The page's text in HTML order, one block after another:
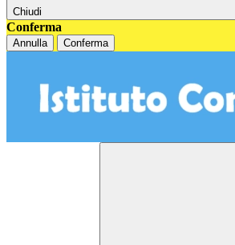
Chiudi
Conferma
Annulla Conferma